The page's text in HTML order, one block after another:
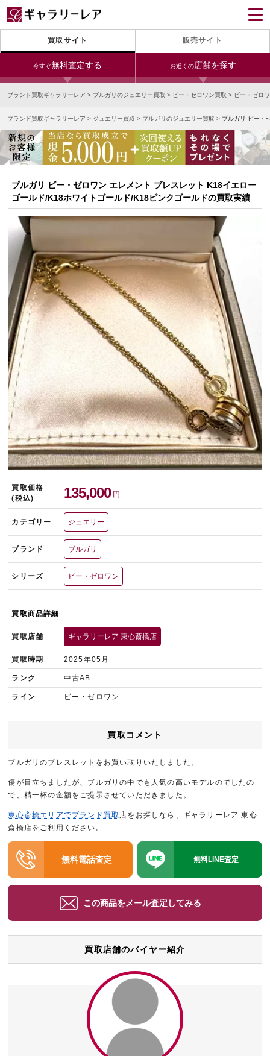
買取サイト 販売サイト
今すぐ無料査定する お近くの店舗を探す
24時間受付（対応時間10:00～19:00）
宅配買取を申し込む
無料の宅配キットをお届けします
今すぐ電話査定
受付時間 10:00～19:00
銀座本店 青山表参道店 新宿東口店
小田急新宿店 LAB東京 名古屋大須店
なんば店 神戸元町(三宮)店 LAB大阪
中野ブロードウェイ
宅配買取を申し込む
無料の宅配キットをお届けします
ブランド買取ギャラリーレア > ブルガリのジュエリー買取 > ビー・ゼロワン買取 > ビー・ゼロ
ブランド買取ギャラリーレア > ジュエリー買取 > ブルガリのジュエリー買取 > ブルガリ ビー・
ブルガリ ビー・ゼロワン エレメント ブレスレット K18イエロー
ゴールド/K18ホワイトゴールド/K18ピンクゴールドの買取実績
買取価格
(税込)
135,000 円
カテゴリー ジュエリー
ブランド ブルガリ
シリーズ ビー・ゼロワン
買取商品詳細
買取店舗 ギャラリーレア 東心斎橋店
買取時期 2025年05月
ランク 中古AB
ライン ビー・ゼロワン
買取コメント
ブルガリのブレスレットをお買い取りいたしました。
傷が目立ちましたが、ブルガリの中でも人気の高いモデルのでしたの
で、精一杯の金額をご提示させていただきました。
東心斎橋エリアでブランド買取 店をお探しなら、ギャラリーレア 東心
斎橋店をご利用ください。
無料電話査定 無料LINE査定
この商品をメール査定してみる
買取店舗のバイヤー紹介